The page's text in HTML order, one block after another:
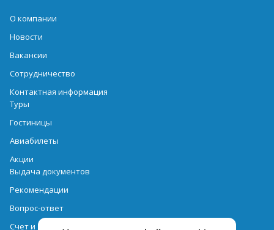
О компании
Новости
Вакансии
Сотрудничество
Контактная информация
Туры
Гостиницы
Авиабилеты
Акции
Выдача документов
Рекомендации
Вопрос-ответ
Счет и оплата